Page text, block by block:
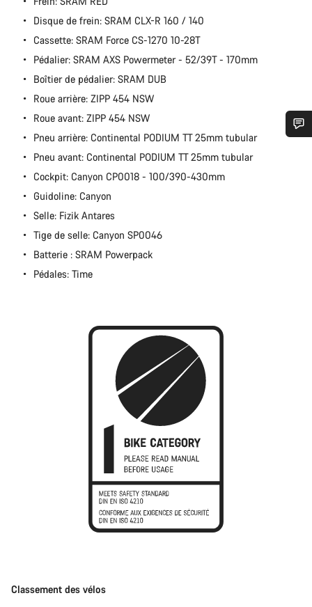
Disque de frein: SRAM CLX-R 160 / 140
Cassette: SRAM Force CS-1270 10-28T
Pédalier: SRAM AXS Powermeter - 52/39T - 170mm
Boîtier de pédalier: SRAM DUB
Roue arrière: ZIPP 454 NSW
Roue avant: ZIPP 454 NSW
Pneu arrière: Continental PODIUM TT 25mm tubular
Pneu avant: Continental PODIUM TT 25mm tubular
Cockpit: Canyon CP0018 - 100/390-430mm
Guidoline: Canyon
Selle: Fizik Antares
Tige de selle: Canyon SP0046
Batterie : SRAM Powerpack
Pédales: Time
Classement des vélos
Besoin d’aide ?
Nos experts du service client vous attendent pour
répondre à vos questions.